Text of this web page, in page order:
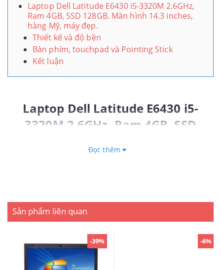
Laptop Dell Latitude E6430 i5-3320M 2.6GHz,
Ram 4GB, SSD 128GB. Màn hình 14.3 inches,
hàng Mỹ, máy đẹp.
Thiết kế và độ bền
Bàn phím, touchpad và Pointing Stick
Kết luận
Laptop Dell Latitude E6430 i5-
3320M 2.6GHz, Ram 4GB, SSD
hàng Mỹ, máy đẹp.
Đọc thêm
Sản phẩm liên quan
-39% -6%